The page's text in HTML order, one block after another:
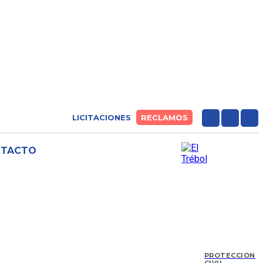
LICITACIONES RECLAMOS
PROTECCIÓN